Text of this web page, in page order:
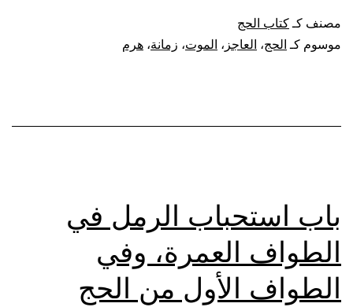
العاجز
مصنف كـ كتاب الحج
موسوم كـ الحج، العاجز ، الموت، زمانة، هرم
باب استحباب الرمل في
الطواف العمرة، وفي
الطواف الأول من الحج